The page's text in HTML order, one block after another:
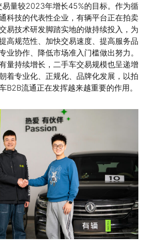
量较2023年增长45%的目标。作为循
科技的代表性企业，有辆平台正在拍卖
易技术研发脚踏实地的做持续投入，为
高规范性、加快交易速度、提高服务品
业协作、降低市场准入门槛做出努力。
量持续增长，二手车交易规模也呈递增
着专业化、正规化、品牌化发展，以拍
B2B流通正在发挥越来越重要的作用。